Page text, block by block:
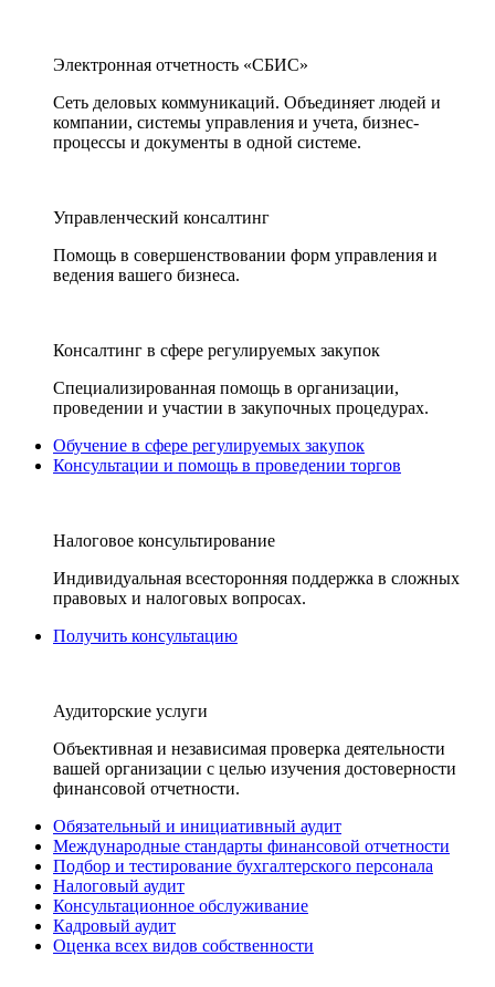
Электронная отчетность «СБИС»
Сеть деловых коммуникаций. Объединяет людей и
компании, системы управления и учета, бизнес-
процессы и документы в одной системе.
Управленческий консалтинг
Помощь в совершенствовании форм управления и
ведения вашего бизнеса.
Консалтинг в сфере регулируемых закупок
Специализированная помощь в организации,
проведении и участии в закупочных процедурах.
Обучение в сфере регулируемых закупок
Консультации и помощь в проведении торгов
Налоговое консультирование
Индивидуальная всесторонняя поддержка в сложных
правовых и налоговых вопросах.
Получить консультацию
Аудиторские услуги
Объективная и независимая проверка деятельности
вашей организации с целью изучения достоверности
финансовой отчетности.
Обязательный и инициативный аудит
Международные стандарты финансовой отчетности
Подбор и тестирование бухгалтерского персонала
Налоговый аудит
Консультационное обслуживание
Кадровый аудит
Оценка всех видов собственности